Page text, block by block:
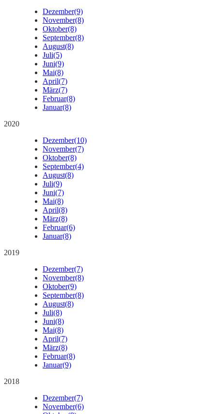
Dezember(9)
November(8)
Oktober(8)
September(8)
August(8)
Juli(5)
Juni(9)
Mai(8)
April(7)
März(7)
Februar(8)
Januar(8)
2020
Dezember(10)
November(7)
Oktober(8)
September(4)
August(8)
Juli(9)
Juni(7)
Mai(8)
April(8)
März(8)
Februar(6)
Januar(8)
2019
Dezember(7)
November(8)
Oktober(9)
September(8)
August(8)
Juli(8)
Juni(8)
Mai(8)
April(7)
März(8)
Februar(8)
Januar(9)
2018
Dezember(7)
November(6)